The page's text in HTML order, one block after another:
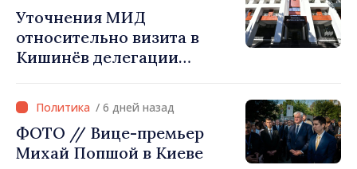
Уточнения МИД
относительно визита в
Кишинёв делегации
хозяйства Афганистана
/ 6 дней назад
ФОТО // Вице-премьер
Михай Попшой в Киеве